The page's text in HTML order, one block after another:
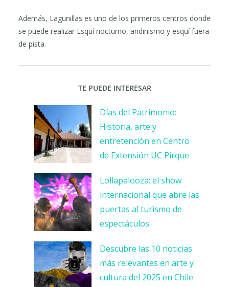
Además, Lagunillas es uno de los primeros centros donde
se puede realizar Esquí nocturno, andinismo y esquí fuera
de pista.
TE PUEDE INTERESAR
Días del Patrimonio:
Historia, arte y
entretención en Centro
de Extensión UC Pirque
Lollapalooza: el show
internacional que abre las
puertas al turismo de
espectáculos
Descubre las 10 noticias
más relevantes en arte y
cultura del 2025 en Chile